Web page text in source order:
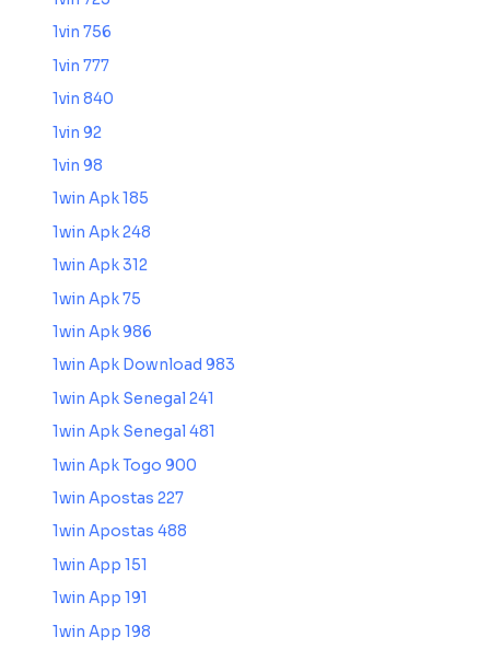
1vin 756
1vin 777
1vin 840
1vin 92
1vin 98
1win Apk 185
1win Apk 248
1win Apk 312
1win Apk 75
1win Apk 986
1win Apk Download 983
1win Apk Senegal 241
1win Apk Senegal 481
1win Apk Togo 900
1win Apostas 227
1win Apostas 488
1win App 151
1win App 191
1win App 198